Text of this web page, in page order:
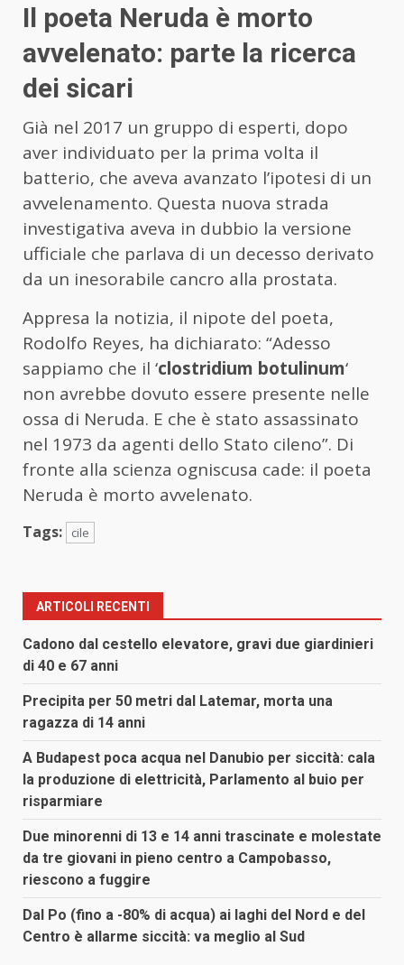
Il poeta Neruda è morto
avvelenato: parte la ricerca
dei sicari
Già nel 2017 un gruppo di esperti, dopo
aver individuato per la prima volta il
batterio, che aveva avanzato l’ipotesi di un
avvelenamento. Questa nuova strada
investigativa aveva in dubbio la versione
ufficiale che parlava di un decesso derivato
da un inesorabile cancro alla prostata.
Appresa la notizia, il nipote del poeta,
Rodolfo Reyes, ha dichiarato: “Adesso
sappiamo che il ‘clostridium botulinum‘
non avrebbe dovuto essere presente nelle
ossa di Neruda. E che è stato assassinato
nel 1973 da agenti dello Stato cileno”. Di
fronte alla scienza ogniscusa cade: il poeta
Neruda è morto avvelenato.
Tags: cile
ARTICOLI RECENTI
Cadono dal cestello elevatore, gravi due giardinieri
di 40 e 67 anni
Precipita per 50 metri dal Latemar, morta una
ragazza di 14 anni
A Budapest poca acqua nel Danubio per siccità: cala
la produzione di elettricità, Parlamento al buio per
risparmiare
Due minorenni di 13 e 14 anni trascinate e molestate
da tre giovani in pieno centro a Campobasso,
riescono a fuggire
Dal Po (fino a -80% di acqua) ai laghi del Nord e del
Centro è allarme siccità: va meglio al Sud